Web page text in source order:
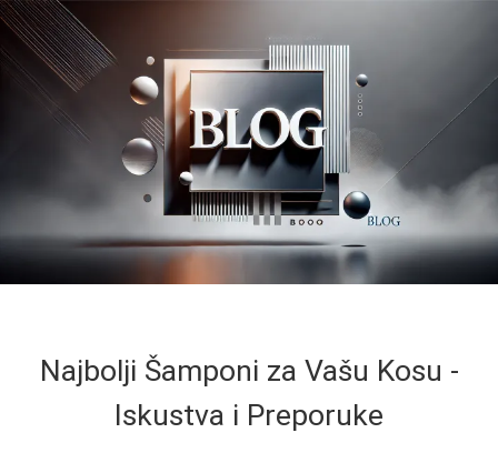
Najbolji Šamponi za Vašu Kosu -
Iskustva i Preporuke